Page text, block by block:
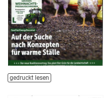
gedruckt lesen